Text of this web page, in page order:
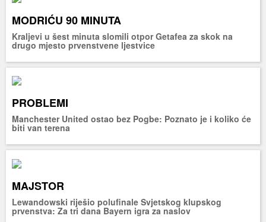
MODRIĆU 90 MINUTA
Kraljevi u šest minuta slomili otpor Getafea za skok na
drugo mjesto prvenstvene ljestvice
PROBLEMI
Manchester United ostao bez Pogbe: Poznato je i koliko će
biti van terena
MAJSTOR
Lewandowski riješio polufinale Svjetskog klupskog
prvenstva: Za tri dana Bayern igra za naslov